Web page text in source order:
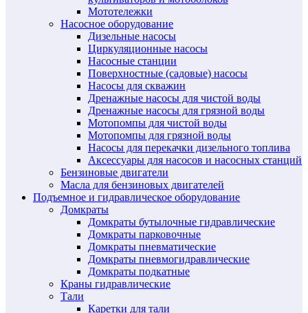
Мототележки
Насосное оборудование
Дизельные насосы
Циркуляционные насосы
Насосные станции
Поверхностные (садовые) насосы
Насосы для скважин
Дренажные насосы для чистой воды
Дренажные насосы для грязной воды
Мотопомпы для чистой воды
Мотопомпы для грязной воды
Насосы для перекачки дизельного топлива
Аксессуары для насосов и насосных станций
Бензиновые двигатели
Масла для бензиновых двигателей
Подъемное и гидравлическое оборудование
Домкраты
Домкраты бутылочные гидравлические
Домкраты парковочные
Домкраты пневматические
Домкраты пневмогидравлические
Домкраты подкатные
Краны гидравлические
Тали
Каретки для тали